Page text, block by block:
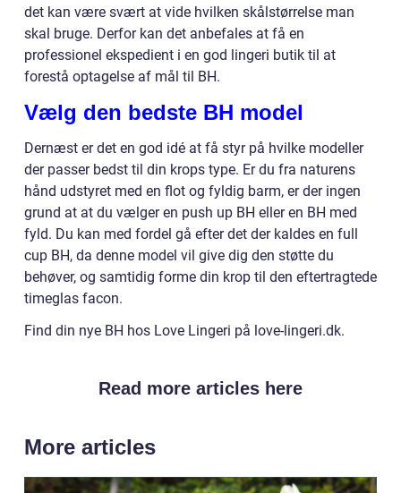
det kan være svært at vide hvilken skålstørrelse man
skal bruge. Derfor kan det anbefales at få en
professionel ekspedient i en god lingeri butik til at
forestå optagelse af mål til BH.
Vælg den bedste BH model
Dernæst er det en god idé at få styr på hvilke modeller
der passer bedst til din krops type. Er du fra naturens
hånd udstyret med en flot og fyldig barm, er der ingen
grund at at du vælger en push up BH eller en BH med
fyld. Du kan med fordel gå efter det der kaldes en full
cup BH, da denne model vil give dig den støtte du
behøver, og samtidig forme din krop til den eftertragtede
timeglas facon.
Find din nye BH hos Love Lingeri på love-lingeri.dk.
Read more articles here
More articles